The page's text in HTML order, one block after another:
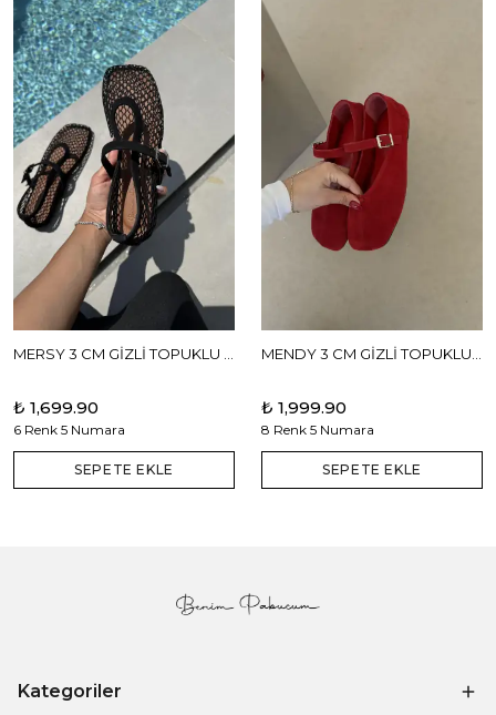
₺ 1,699.90
6 Renk 5 Numara
SEPETE EKLE
₺ 1,999.90
8 Renk 5 Numara
SEPETE EKLE
Kategoriler